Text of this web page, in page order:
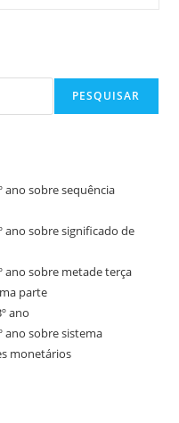
PESQUISAR
ano sobre sequência
ano sobre significado de
ano sobre metade terça
parte
ano
ano sobre sistema
monetários